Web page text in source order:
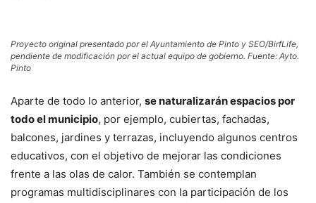
Proyecto original presentado por el Ayuntamiento de Pinto y SEO/BirfLife,
pendiente de modificación por el actual equipo de gobierno. Fuente: Ayto.
Pinto
Aparte de todo lo anterior, se naturalizarán espacios por
todo el municipio, por ejemplo, cubiertas, fachadas,
balcones, jardines y terrazas, incluyendo algunos centros
educativos, con el objetivo de mejorar las condiciones
frente a las olas de calor. También se contemplan
programas multidisciplinares con la participación de los